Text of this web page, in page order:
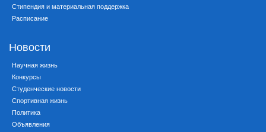
Стипендия и материальная поддержка
Расписание
Новости
Научная жизнь
Конкурсы
Студенческие новости
Спортивная жизнь
Политика
Объявления